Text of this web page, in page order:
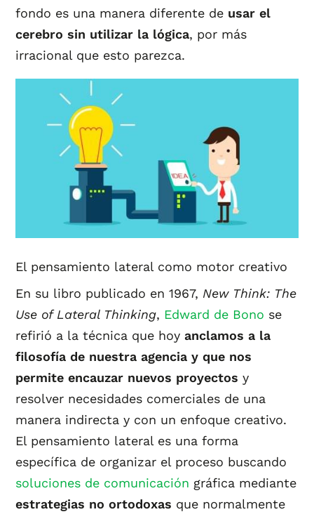
fondo es una manera diferente de usar el
cerebro sin utilizar la lógica, por más
irracional que esto parezca.
El pensamiento lateral como motor creativo
En su libro publicado en 1967, New Think: The
Use of Lateral Thinking, Edward de Bono se
refirió a la técnica que hoyanclamos a la
filosofía de nuestra agencia y que nos
permite encauzar nuevos proyectos y
resolver necesidades comerciales de una
manera indirecta y con un enfoque creativo.
El pensamiento lateral es una forma
específica de organizar el proceso buscando
soluciones de comunicación gráfica mediante
estrategias no ortodoxas que normalmente